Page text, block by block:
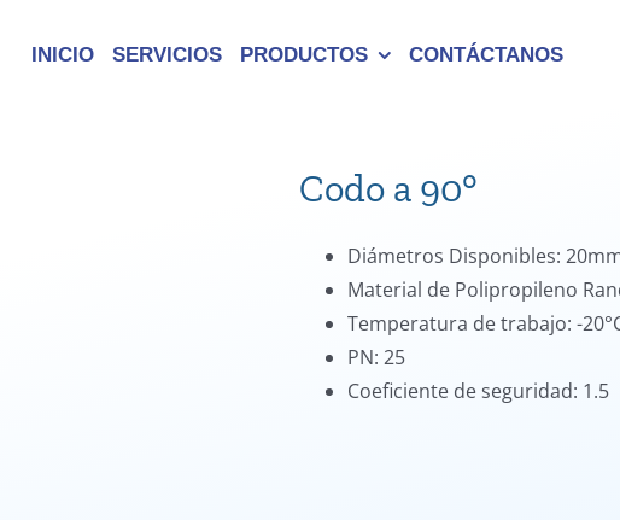
INICIO SERVICIOS PRODUCTOS CONTÁCTANOS
Codo a 90°
Diámetros Disponibles:
Material de Polipropileno
Temperatura de trabajo: -
PN: 25
Coeficiente de seguridad: 1.5